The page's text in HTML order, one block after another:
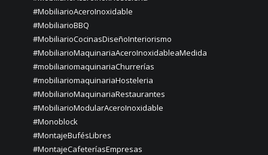
#MobiliarioAceroInoxidable
#MobiliarioBBQ
#MobiliarioCocinasDiseñoInteriorismo
#MobiliarioMaquinariaAceroInoxidableaMedida
#mobiliariomaquinariaChurrerías
#mobiliariomaquinariaHosteleria
#MobiliarioMaquinariaRestaurantes
#MobiliarioModularAceroInoxidable
#Monoblock
#MontajeBufésLibres
#MontajeCafeteríasEmpresas